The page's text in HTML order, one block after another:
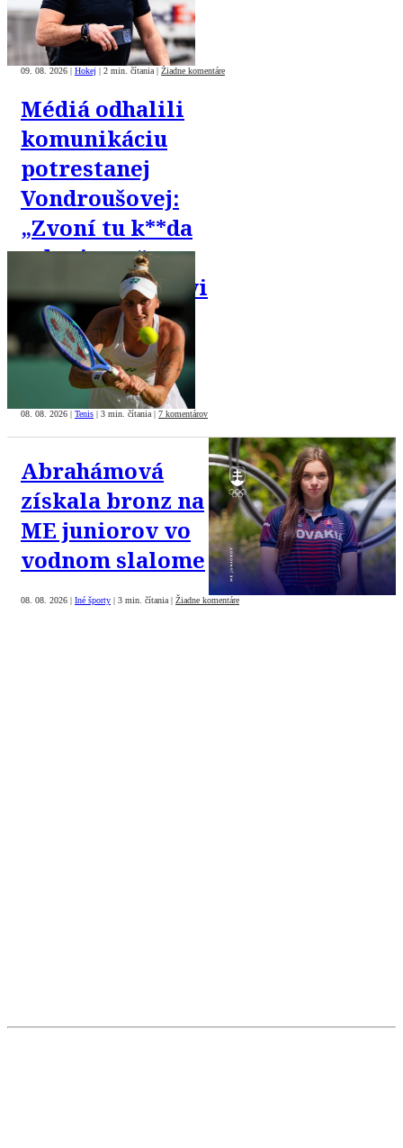
09. 08. 2026 | Hokej | 2 min. čítania | Žiadne komentáre
Médiá odhalili
komunikáciu
potrestanej
Vondroušovej:
„Zvoní tu k**da
z dopingu,“
písala priateľovi
08. 08. 2026 | Tenis | 3 min. čítania | 7 komentárov
Abrahámová
získala bronz na
ME juniorov vo
vodnom slalome
08. 08. 2026 | Iné športy | 3 min. čítania | Žiadne komentáre